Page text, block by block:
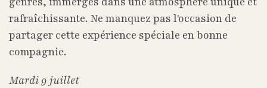
rafraîchissante. Ne manquez pas l'occasion de
partager cette expérience spéciale en bonne
compagnie.
Mardi 9 juillet